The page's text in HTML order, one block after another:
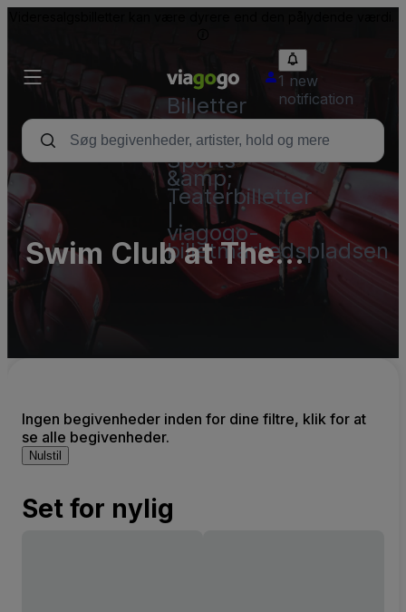
Billetter
-
Koncert-,
Sports-
&amp;
Teaterbilletter
viagogo-
billetmarkedspladsen
1 new
notification
Swim Club at The
Elmont Parking Lots
Ingen begivenheder inden for dine filtre, klik for at
se alle begivenheder.
Nulstil
Set for nylig